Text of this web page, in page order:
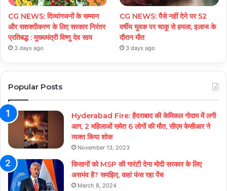
CG NEWS: दिव्यांगजनों के सम्मान
और सशक्तीकरण के लिए सरकार निरंतर
प्रतिबद्ध : मुख्यमंत्री विष्णु देव साय
3 days ago
CG NEWS: पैसे नहीं देने पर 52
वर्षीय युवक पर चाकू से हमला, इलाज के
दौरान मौत
3 days ago
Popular Posts
Hyderabad Fire: हैदराबाद की केमिकल गोदाम में लगी
आग, 2 महिलाओं समेत 6 लोगों की मौत, सीएम केसीआर ने
व्यक्त किया शोक
November 13, 2023
किसानों को MSP की गारंटी देना मोदी सरकार के लिए
असभंव है? समझिए, कहां फंस रहा पेंच
March 8, 2024